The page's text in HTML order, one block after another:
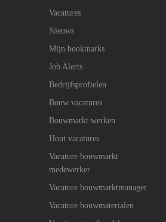
Vacatures
Nieuws
Mijn bookmarks
Job Alerts
Bedrijfsprofielen
Bouw vacatures
Bouwmarkt werken
Hout vacatures
Vacature bouwmarkt
medewerker
Vacature bouwmarktmanager
Vacature bouwmaterialen